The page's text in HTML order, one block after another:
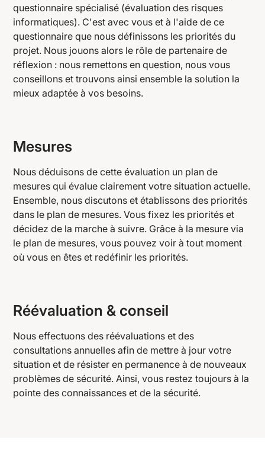
questionnaire spécialisé (évaluation des risques
informatiques). C'est avec vous et à l'aide de ce
questionnaire que nous définissons les priorités du
projet. Nous jouons alors le rôle de partenaire de
réflexion : nous remettons en question, nous vous
conseillons et trouvons ainsi ensemble la solution la
mieux adaptée à vos besoins.
Mesures
Nous déduisons de cette évaluation un plan de
mesures qui évalue clairement votre situation actuelle.
Ensemble, nous discutons et établissons des priorités
dans le plan de mesures. Vous fixez les priorités et
décidez de la marche à suivre. Grâce à la mesure via
le plan de mesures, vous pouvez voir à tout moment
où vous en êtes et redéfinir les priorités.
Réévaluation & conseil
Nous effectuons des réévaluations et des
consultations annuelles afin de mettre à jour votre
situation et de résister en permanence à de nouveaux
problèmes de sécurité. Ainsi, vous restez toujours à la
pointe des connaissances et de la sécurité.